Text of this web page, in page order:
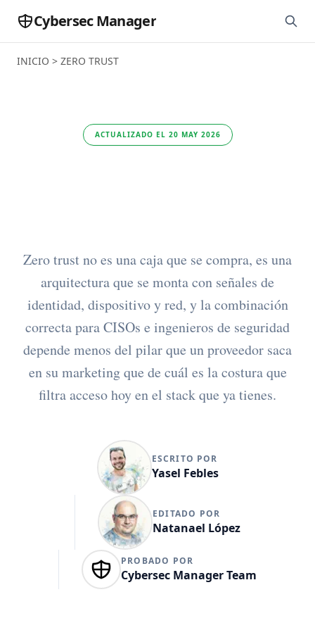
Cybersec Manager
INICIO > ZERO TRUST
ACTUALIZADO EL 20 MAY 2026
Zero trust no es una caja que se compra, es una
arquitectura que se monta con señales de
identidad, dispositivo y red, y la combinación
correcta para CISOs e ingenieros de seguridad
depende menos del pilar que un proveedor saca
en su marketing que de cuál es la costura que
filtra acceso hoy en el stack que ya tienes.
ESCRITO POR
Yasel Febles
EDITADO POR
Natanael López
PROBADO POR
Cybersec Manager Team